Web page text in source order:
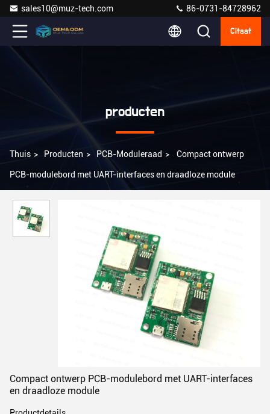
sales10@muz-tech.com 86-0731-84728962
Citaat
producten
Thuis > Producten > PCB-Moduleraad > Compact ontwerp
PCB-modulebord met UART-interfaces en draadloze module
Compact ontwerp PCB-modulebord met UART-interfaces
en draadloze module